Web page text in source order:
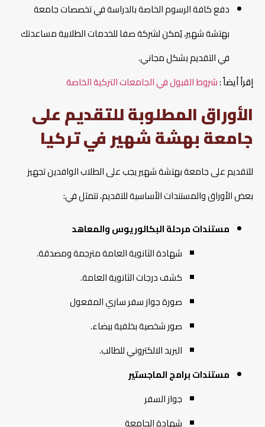
دفع كافة الرسوم الخاصة بالدراسة في تخصصات جامعة
بهتشة شهير، يُمكن لشركة صفا للخدمات الطلابية مساعدتك
في التقديم بشكل مجاني.
إقرأ أيضاً :شروط القبول في الجامعات التركية الخاصة
الأوراق المطلوبة للتقديم على
جامعة بهشة شهير في تركيا
للتقديم على جامعة بهتشة شهير يجب على الطلاب الوافدين تجهيز
بعض الأوراق والمستندات الأساسية للتقديم، تتمثل في:
مستندات مرحلة البكالوريوس والمعاهد
شهادة الثانوية العامة مترجمة ومصدقة.
كشف درجات الثانوية العامة.
صورة جواز سفر ساري المفعول
صور شخصية بخلفية بيضاء.
البريد الالكتروني للطالب.
مستندات برامج الماجستير
جواز السفر
شهادة الجامعة